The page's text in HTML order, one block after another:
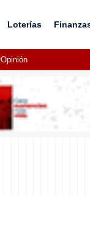
Loterías
Opinión